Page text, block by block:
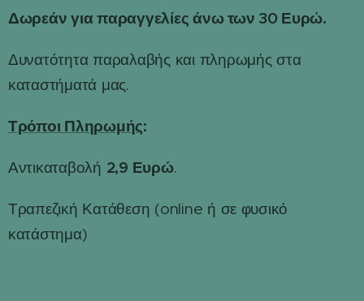
Δωρεάν για παραγγελίες άνω των 30 Ευρώ.
Δυνατότητα παραλαβής και πληρωμής στα
καταστήματά μας.
Τρόποι Πληρωμής:
Αντικαταβολή 2,9 Ευρώ.
Τραπεζική Κατάθεση (online ή σε φυσικό
κατάστημα)